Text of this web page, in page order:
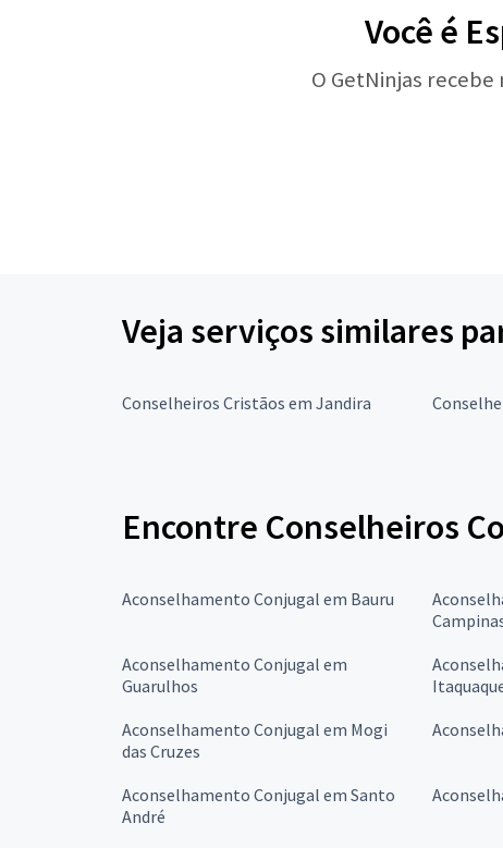
Você é
O GetNinjas
Veja serviços similares
Conselheiros Cristãos em Jandira
Encontre Conselheiros
Aconselhamento Conjugal em Bauru
Aconselhamento Conjugal em
Guarulhos
Aconselhamento Conjugal em Mogi
das Cruzes
Aconselhamento Conjugal em Santo
André